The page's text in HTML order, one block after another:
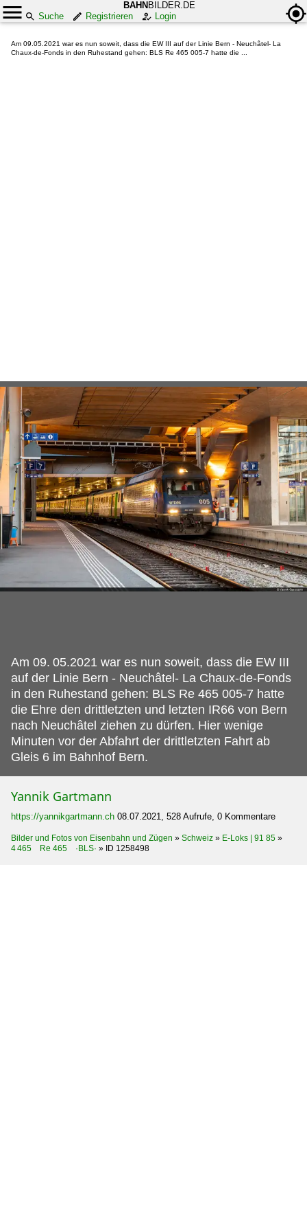
BAHN BILDER.DE
Suche
Registrieren Login
Am 09.05.2021 war es nun soweit, dass die EW III auf der Linie Bern - Neuchâtel- La
Chaux-de-Fonds in den Ruhestand gehen: BLS Re 465 005-7 hatte die ...
Am 09. 05.2021 war es nun soweit, dass die EW III
auf der Linie Bern - Neuchâtel- La Chaux-de-Fonds
in den Ruhestand gehen: BLS Re 465 005-7 hatte
die Ehre den drittletzten und letzten IR66 von Bern
nach Neuchâtel ziehen zu dürfen. Hier wenige
Minuten vor der Abfahrt der drittletzten Fahrt ab
Gleis 6 im Bahnhof Bern.
Yannik Gartmann
https://yannikgartmann.ch 08.07.2021, 528 Aufrufe, 0 Kommentare
Bilder und Fotos von Eisenbahn und Zügen » Schweiz » E-Loks | 91 85 »
4 465 Re 465 ·BLS· » ID 1258498